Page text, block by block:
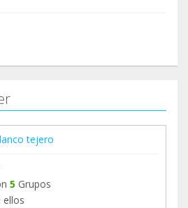
tejero
5 Grupos
ellos